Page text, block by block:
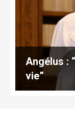
Angélus :
vie”